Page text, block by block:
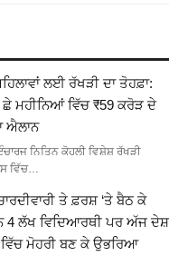
ਲਈ ਰੱਖੜੀ ਦਾ ਤੋਹਫ਼ਾ:
ਮਹੀਨਿਆਂ ਵਿੱਚ ₹59 ਕਰੋੜ ਦੇ
ਐਲਾਨ
ਨਿਤਿਨ ਕੋਹਲੀ ਵਿਸ਼ੇਸ਼ ਰੱਖੜੀ
ਵਿੱਚ…
ਤੇ ਫ਼ਰਸ਼ ‘ਤੇ ਬੈਠ ਕੇ
ਲੱਖ ਵਿਦਿਆਰਥੀ ਪਰ ਅੱਜ ਦੇਸ਼
ਮੋਹਰੀ ਬਣ ਕੇ ਉਭਰਿਆ